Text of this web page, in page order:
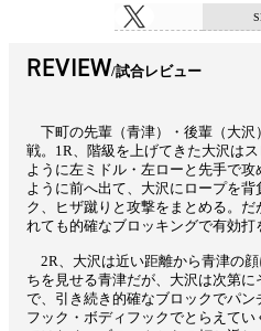
REVIEW 試合レビュー
下町の先輩（青津）・後輩（大沢
戦。1R、階級を上げてきた大沢は
ように左ミドル・左ローと先手で
ように前へ出て、大沢にロープを
ク、ヒザ蹴りと攻撃をまとめる。
れても的確なブロッキングで有効打
2R、大沢は近い距離から青津の
ちを見せる青津だが、大沢は次第
で、引き続き的確なブロックでパン
フック・ボディフックでとらえて